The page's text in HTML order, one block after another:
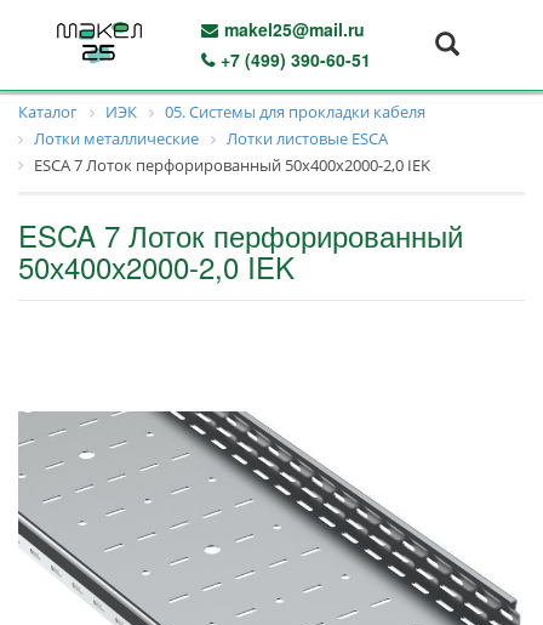
makel25@mail.ru
+7 (499) 390-60-51
Каталог ИЭК
05. Системы для прокладки кабеля
Лотки металлические
Лотки листовые ESCA
ESCA 7 Лоток перфорированный 50х400х2000-2,0 IEK
ESCA 7 Лоток перфорированный
50х400х2000-2,0 IEK